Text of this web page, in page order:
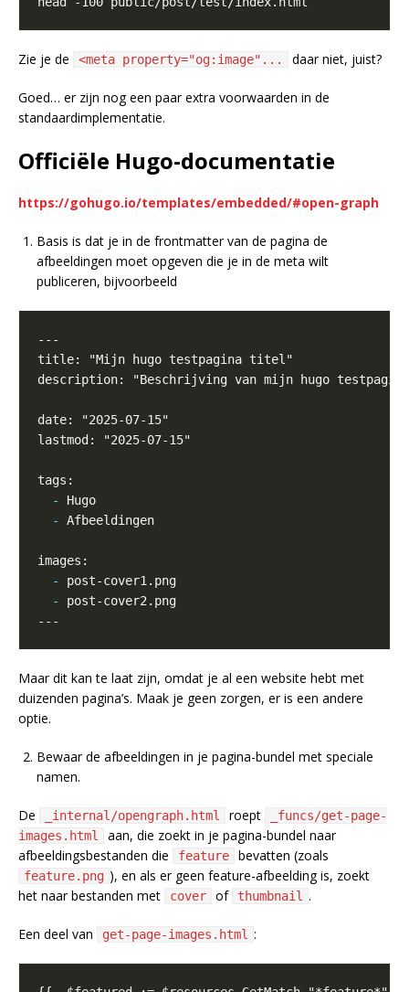
Zie je de <meta property="og:image"... daar niet, juist?
Goed… er zijn nog een paar extra voorwaarden in de
standaardimplementatie.
Officiële Hugo-documentatie
https://gohugo.io/templates/embedded/#open-graph
Basis is dat je in de frontmatter van de pagina de
afbeeldingen moet opgeven die je in de meta wilt
publiceren, bijvoorbeeld
-
-
-
-
Maar dit kan te laat zijn, omdat je al een website hebt met
duizenden pagina’s. Maak je geen zorgen, er is een andere
optie.
Bewaar de afbeeldingen in je pagina-bundel met speciale
namen.
De _internal/opengraph.html roept
_funcs/get-page-
images.html
aan, die zoekt in je pagina-bundel naar
afbeeldingsbestanden die
feature bevatten (zoals
feature.png ), en als er geen feature-afbeelding is, zoekt
het naar bestanden met
cover of thumbnail .
Een deel van get-page-images.html :